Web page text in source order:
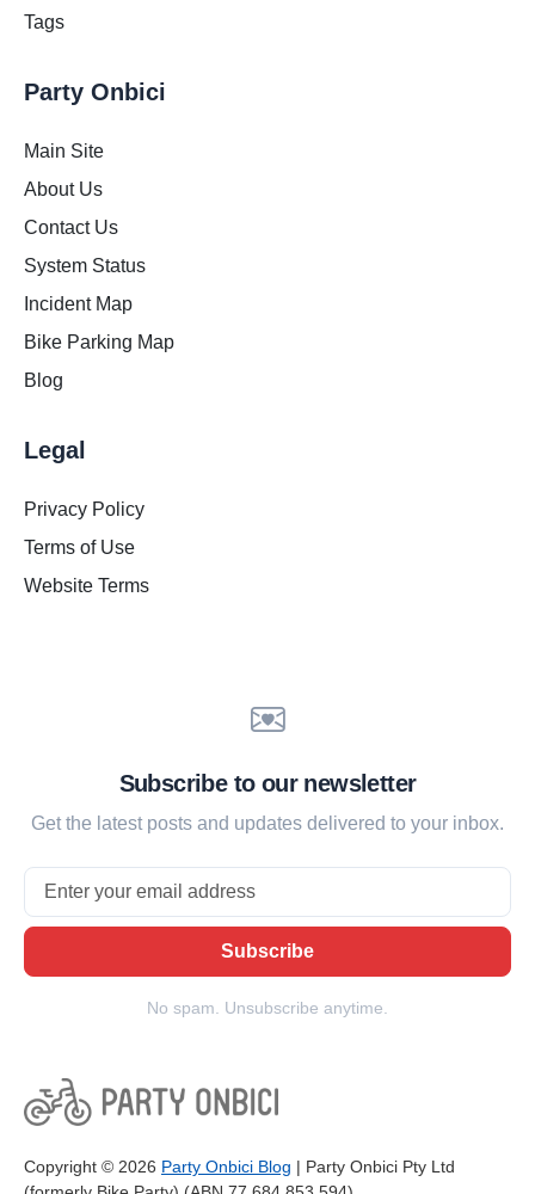
Tags
Party Onbici
Main Site
About Us
Contact Us
System Status
Incident Map
Bike Parking Map
Blog
Legal
Privacy Policy
Terms of Use
Website Terms
Subscribe to our newsletter
Get the latest posts and updates delivered to your inbox.
Subscribe
No spam. Unsubscribe anytime.
Copyright © 2026 Party Onbici Blog | Party Onbici Pty Ltd